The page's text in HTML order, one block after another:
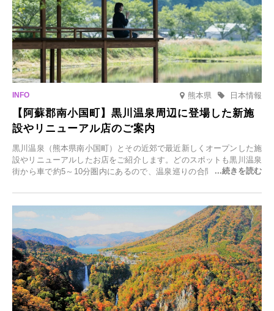
熊本県 日本情報
【阿蘇郡南小国町】黒川温泉周辺に登場した新施
設やリニューアル店のご案内
黒川温泉（熊本県南小国町）とその近郊で最近新しくオープンした施
設やリニューアルしたお店をご紹介します。どのスポットも黒川温泉
街から車で約5～10分圏内にあるので、温泉巡りの合間に気軽に立ち
元食材にこだわったレストランなど、多彩な魅力が満載です。黒川温
泉の新たな楽しみとしてチェックしてみてください。